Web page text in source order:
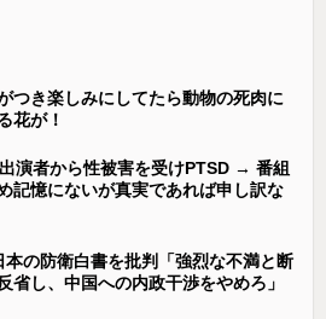
つき楽しみにしてたら動物の死肉に
花が！
演者から性被害を受けPTSD → 番組
記憶にないが真実であれば申し訳な
本の防衛白書を批判「強烈な不満と断
省し、中国への内政干渉をやめろ」